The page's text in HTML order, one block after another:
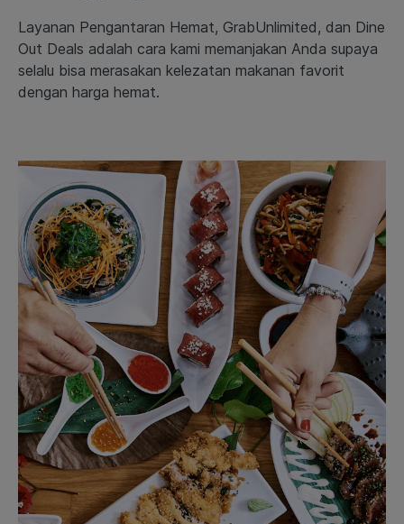
Layanan Pengantaran Hemat, GrabUnlimited, dan Dine
Out Deals adalah cara kami memanjakan Anda supaya
selalu bisa merasakan kelezatan makanan favorit
dengan harga hemat.